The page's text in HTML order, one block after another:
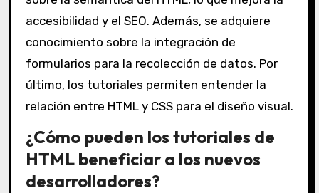
accesibilidad y el SEO. Además, se adquiere
conocimiento sobre la integración de
formularios para la recolección de datos. Por
último, los tutoriales permiten entender la
relación entre HTML y CSS para el diseño visual.
¿Cómo pueden los tutoriales de
HTML beneficiar a los nuevos
desarrolladores?